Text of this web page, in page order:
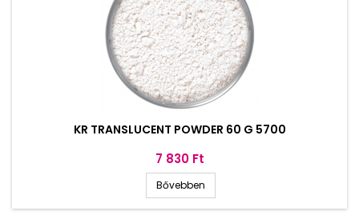
KR TRANSLUCENT POWDER 60 G 5700
Ár
7 830 Ft
Bővebben